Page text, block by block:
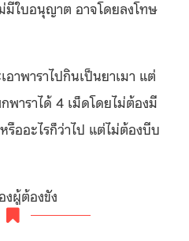
มีใบอนุญาต อาจโดยลงโทษ
อาพาราไปกินเป็นยาเมา แต่
พาราได้ 4 เม็ดโดยไม่ต้องมี
ออะไรก็ว่าไป แต่ไม่ต้องบีบ
งผู้ต้องขัง